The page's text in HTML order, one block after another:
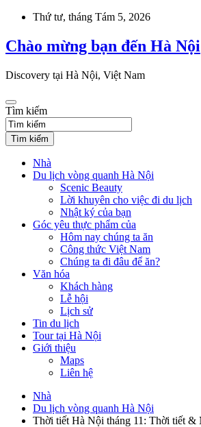
Skip
content
Thứ tư, tháng Tám 5, 2026
Chào mừng bạn đến Hà Nội
Discovery tại Hà Nội, Việt Nam
Tìm kiếm
Tìm kiếm
Nhà
Du lịch vòng quanh Hà Nội
Scenic Beauty
Lời khuyên cho việc đi du lịch
Nhật ký của bạn
Góc yêu thực phẩm của
Hôm nay chúng ta ăn
Công thức Việt Nam
Chúng ta đi đâu để ăn?
Văn hóa
Khách hàng
Lễ hội
Lịch sử
Tin du lịch
Tour tại Hà Nội
Giới thiệu
Maps
Liên hệ
Nhà
Du lịch vòng quanh Hà Nội
Thời tiết Hà Nội tháng 11: Thời tiết &